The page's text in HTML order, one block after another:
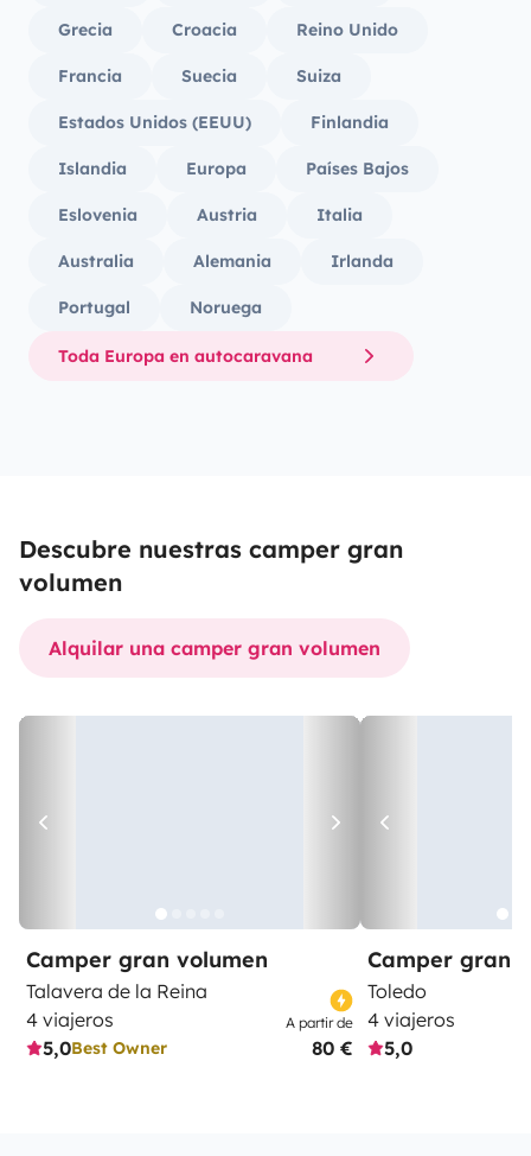
Grecia Croacia Reino Unido
Francia Suecia Suiza
Estados Unidos (EEUU) Finlandia
Islandia Europa Países Bajos
Eslovenia Austria Italia
Australia Alemania Irlanda
Portugal Noruega
Toda Europa en autocaravana
Descubre nuestras camper gran
volumen
Alquilar una camper gran volumen
Camper gran volumen
Talavera de la Reina
4 viajeros
5,0Best Owner
A partir de
80 €
Camper gran
Toledo
4 viajeros
5,0